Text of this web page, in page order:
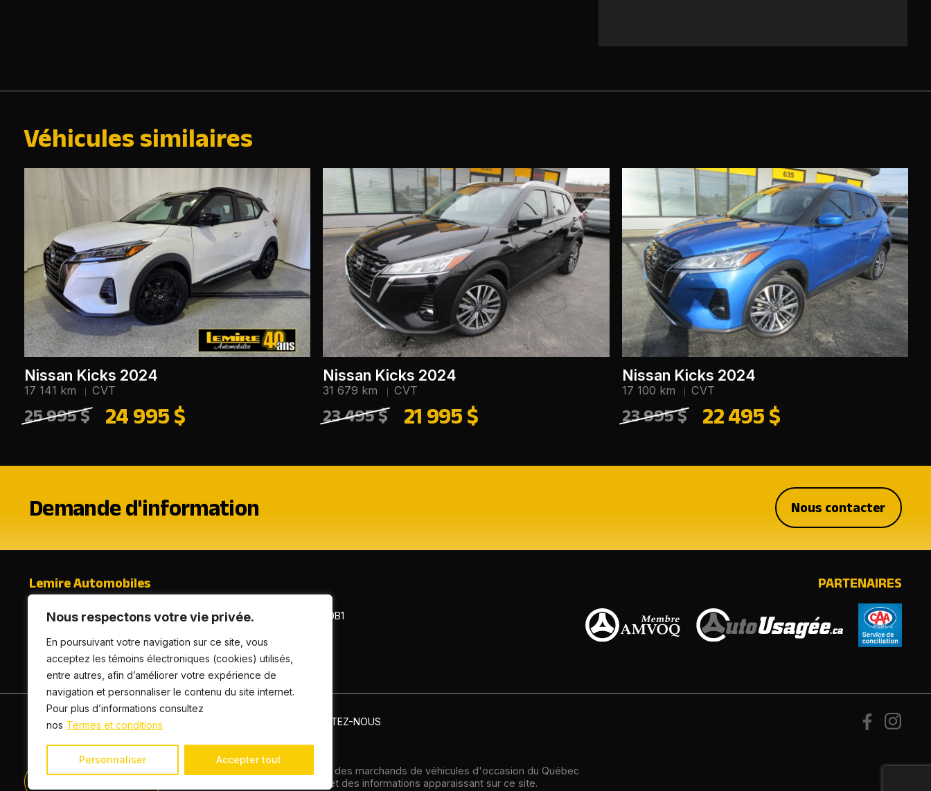
Nous respectons votre vie privée.
En poursuivant votre navigation sur ce site, vous
acceptez les témoins électroniques (cookies) utilisés,
entre autres, afin d’améliorer votre expérience de
navigation et personnaliser le contenu du site internet.
Pour plus d’informations consultez
nos Termes et conditions
Personnaliser Accepter tout
Véhicules similaires
Nissan Kicks 2024
17 141 km CVT
25 995 $ 24 995 $
Nissan Kicks 2024
31 679 km CVT
23 495 $ 21 995 $
Nissan Kicks 2024
17 100 km CVT
23 995 $ 22 495 $
Demande d'information Nous contacter
Lemire Automobiles
635 boul. Mgr-Langlois, Salaberry-de-valleyfield (Québec), J6S 0B1
(450) 377-2520
(800) 817-2520
PARTENAIRES
ACCUEIL INVENTAIRE CONTACTEZ-NOUS
Association des marchands de véhicules d'occasion du Québec
AMVOQ ne se tient pas responsable du contenu, de la publicité et des informations apparaissant sur ce site.